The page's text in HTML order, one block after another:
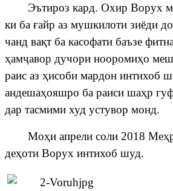
Эътироз кард. Охир Ворух
ки ба ғайр аз мушкилоти зиёди
чанд вақт ба касофати баъзе
ҳамҷавор дучори нооромиҳо
раис аз ҳисоби мардон интихоб
андешаҳояшро ба раиси шаҳр
дар тасмими худ устувор монд.
Моҳи апрели соли 2018 Меҳ
деҳоти Ворух интихоб шуд.